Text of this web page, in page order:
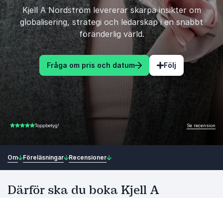
Kjell A Nordström levererar skarpa insikter om
globalisering, strategi och ledarskap i en snabbt
föränderlig värld.
Fråga om pris och datum Följ
5.00 av 5 Toppbetyg! Se recension
Om Föreläsningar Recensioner
Därför ska du boka Kjell A